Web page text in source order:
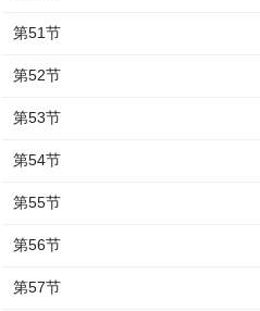
第51节
第52节
第53节
第54节
第55节
第56节
第57节